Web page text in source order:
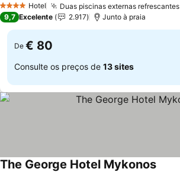
4 EstrelasHotel Duas piscinas externas refrescantes
9,7 Excelente 2.917 Junto à praia
De € 80
Consulte os preços de 13 sites
The George Hotel Mykonos